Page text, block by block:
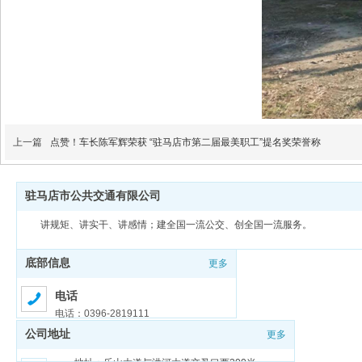
上一篇 点赞！车长陈军辉荣获 “驻马店市第二届最美职工”提名奖荣誉称
驻马店市公共交通有限公司
讲规矩、讲实干、讲感情；建全国一流公交、创全国一流服务。
底部信息 更多
电话
电话：0396-2819111
邮箱
邮箱：zmdgongjiao@sina.com
公司地址 更多